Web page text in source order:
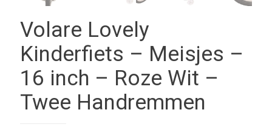
Volare Lovely
Kinderfiets – Meisjes –
16 inch – Roze Wit –
Twee Handremmen